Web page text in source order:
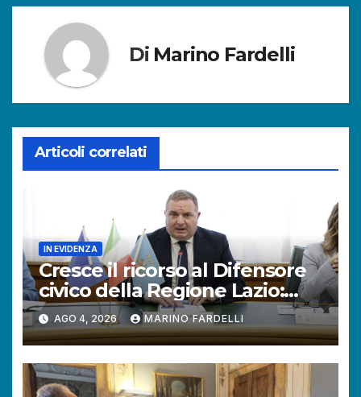
Di Marino Fardelli
Articoli correlati
IN EVIDENZA
Cresce il ricorso al Difensore
civico della Regione Lazio:
+121% di istanze rispetto al
2025.
AGO 4, 2026 MARINO FARDELLI